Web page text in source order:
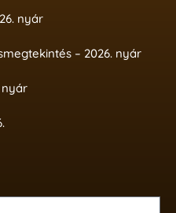
nyár
– 2026. nyár
nyár